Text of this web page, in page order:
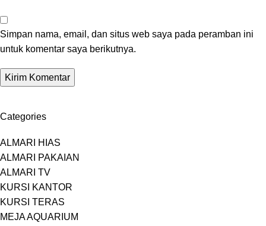
Simpan nama, email, dan situs web saya pada peramban ini
untuk komentar saya berikutnya.
Categories
ALMARI HIAS
ALMARI PAKAIAN
ALMARI TV
KURSI KANTOR
KURSI TERAS
MEJA AQUARIUM